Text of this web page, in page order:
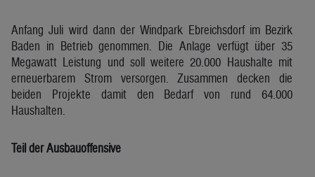
Anfang Juli wird dann der Windpark Ebreichsdorf im Bezirk
Baden in Betrieb genommen. Die Anlage verfügt über 35
Megawatt Leistung und soll weitere 20.000 Haushalte mit
erneuerbarem Strom versorgen. Zusammen decken die
beiden Projekte damit den Bedarf von rund 64.000
Haushalten.
Teil der Ausbauoffensive